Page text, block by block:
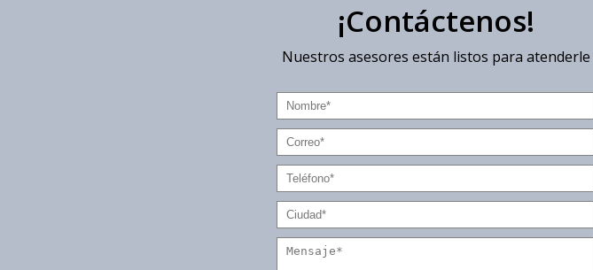
¡Contáctenos!
Nuestros asesores están listos para atenderle